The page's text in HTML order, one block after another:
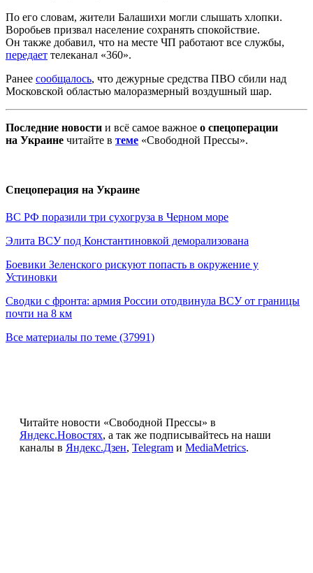
По его словам, жители Балашихи могли слышать хлопки.
Воробьев призвал население сохранять спокойствие.
Он также добавил, что на месте ЧП работают все службы,
передает телеканал «360».
Ранее сообщалось, что дежурные средства ПВО сбили над
Московской областью малоразмерный воздушный шар.
Последние новости и всё самое важное о спецоперации
на Украине читайте в теме «Свободной Прессы».
Спецоперация на Украине
ВС РФ поразили три сухогруза в Черном море
Элита ВСУ под Константиновкой деморализована
Боевики Зеленского рискуют попасть в окружение у
Устиновки
Сводки с фронта: армия России отодвинула ВСУ от границы
почти на 8 км
Все материалы по теме (37991)
Читайте новости «Свободной Прессы» в
Яндекс.Новостях, а так же подписывайтесь на наши
каналы в Яндекс.Дзен, Telegram и MediaMetrics.